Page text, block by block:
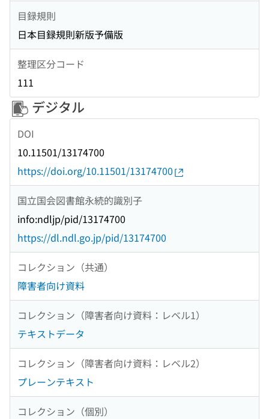
目録規則
日本目録規則新版予備版
整理区分コード
111
デジタル
DOI
10.11501/13174700
https://doi.org/10.11501/13174700
国立国会図書館永続的識別子
info:ndljp/pid/13174700
https://dl.ndl.go.jp/pid/13174700
コレクション（共通）
障害者向け資料
コレクション（障害者向け資料：レベル1）
テキストデータ
コレクション（障害者向け資料：レベル2）
プレーンテキスト
コレクション（個別）